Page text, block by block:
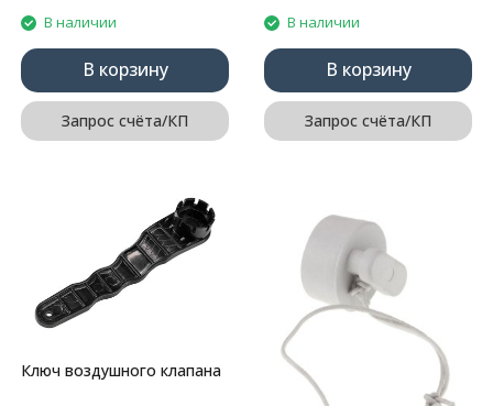
В наличии
В корзину
Запрос счёта/КП
В наличии
В корзину
Запрос счёта/КП
Ключ воздушного клапана